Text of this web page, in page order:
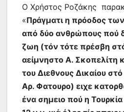
Ο Χρήστος Ροζάκης
«Πράγματι η πρόοδος
από δύο ανθρώπους πού
ζωη (τόν τότε πρέσβη
αείμνηστο Α. Σκοπελίτη
του Διεθνους Δικαίου
Αρ. Φατουρο) ειχε
ένα σημειο πού η